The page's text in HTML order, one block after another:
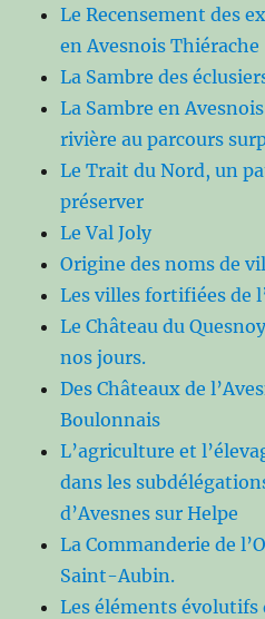
Le Recensement des
en Avesnois Thiérache
La Sambre des
La Sambre en
rivière au parcours
Le Trait du Nord, un
préserver
Le Val Joly
Origine des noms de
Les villes fortifiées de
Le Château du
nos jours.
Des Châteaux de
Boulonnais
L’agriculture et
dans les
d’Avesnes sur Helpe
La Commanderie de
Saint-Aubin.
Les éléments évolutifs